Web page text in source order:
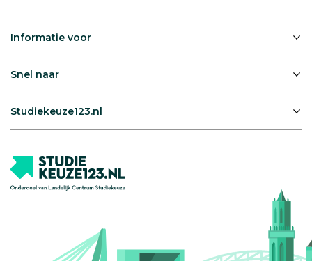
Informatie voor
Snel naar
Studiekeuze123.nl